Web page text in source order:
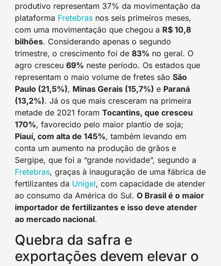
produtivo representam 37% da movimentação da
plataforma Fretebras nos seis primeiros meses,
com uma movimentação que chegou a R$ 10,8
bilhões. Considerando apenas o segundo
trimestre, o crescimento foi de 83% no geral. O
agro cresceu 69% neste período. Os estados que
representam o maio volume de fretes são São
Paulo (21,5%), Minas Gerais (15,7%) e Paraná
(13,2%). Já os que mais cresceram na primeira
metade de 2021 foram Tocantins, que cresceu
170%, favorecido pelo maior plantio de soja;
Piauí, com alta de 145%, também levando em
conta um aumento na produção de grãos e
Sergipe, que foi a “grande novidade”, segundo a
Fretebras, graças à inauguração de uma fábrica de
fertilizantes da Unigel, com capacidade de atender
ao consumo da América do Sul. O Brasil é o maior
importador de fertilizantes e isso deve atender
ao mercado nacional.
Quebra da safra e
exportações devem elevar o